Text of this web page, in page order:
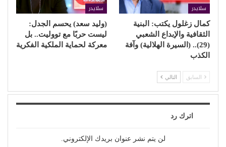
سلايدر
كمال زغلول يكتب: البنية
الثقافية والإبداع الشعبي
(29).. (السيرة الهلالية) وآفة
الكذب
سلايدر
(وليد سعد) يحسم الجدل:
ليست حربًا مع تووليت.. بل
معركة لحماية الملكية الفكرية
السابق التالي
اترك رد
لن يتم نشر عنوان بريدك الإلكتروني.